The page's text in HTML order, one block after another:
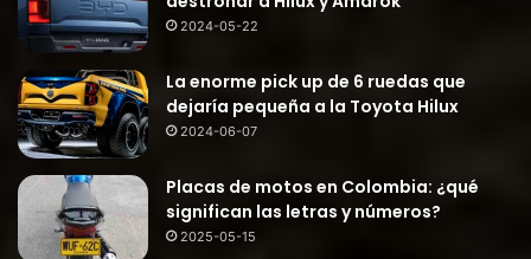
2024-05-22
La enorme pick up de 6 ruedas que
dejaría pequeña a la Toyota Hilux
2024-06-07
Placas de motos en Colombia: ¿qué
significan las letras y números?
2025-05-15